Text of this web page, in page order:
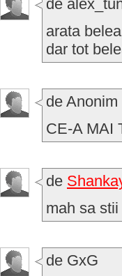
de
arata
dar tot
de Anonim
CE-A MAI
de
mah sa
de GxG